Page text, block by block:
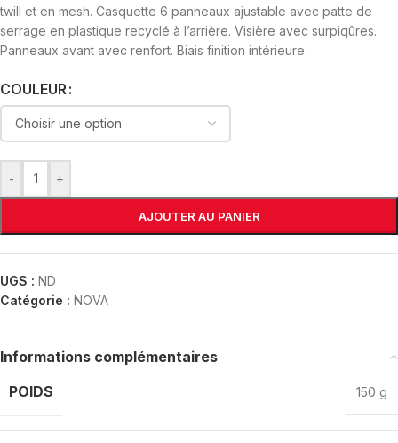
twill et en mesh. Casquette 6 panneaux ajustable avec patte de
serrage en plastique recyclé à l’arrière. Visière avec surpiqûres.
Panneaux avant avec renfort. Biais finition intérieure.
COULEUR
- +
AJOUTER AU PANIER
UGS : ND
Catégorie : NOVA
Informations complémentaires
POIDS
150 g